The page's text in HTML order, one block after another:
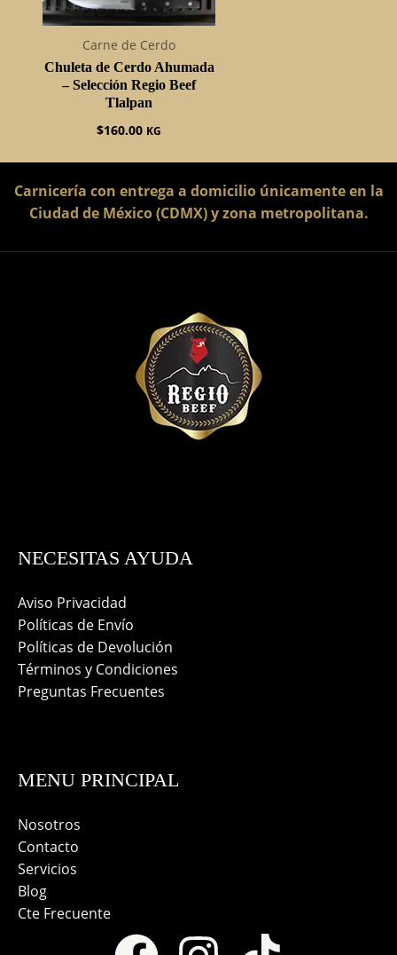
Carne de Cerdo
Chuleta de Cerdo Ahumada
– Selección Regio Beef
Tlalpan
$160.00 KG
Carnicería con entrega a domicilio únicamente en la
Ciudad de México (CDMX) y zona metropolitana.
NECESITAS AYUDA
Aviso Privacidad
Políticas de Envío
Políticas de Devolución
Términos y Condiciones
Preguntas Frecuentes
MENU PRINCIPAL
Nosotros
Contacto
Servicios
Blog
Cte Frecuente